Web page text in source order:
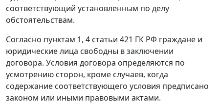
соответствующий установленным по делу
обстоятельствам.
Согласно пунктам 1, 4 статьи 421 ГК РФ граждане и
юридические лица свободны в заключении
договора. Условия договора определяются по
усмотрению сторон, кроме случаев, когда
содержание соответствующего условия предписано
законом или иными правовыми актами.